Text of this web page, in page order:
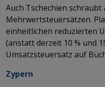
Auch Tschechien schraubt
Mehrwertsteuersätzen.
einheitlichen reduzierten
(anstatt derzeit 10 % und
Umsatzsteuersatz auf
Zypern